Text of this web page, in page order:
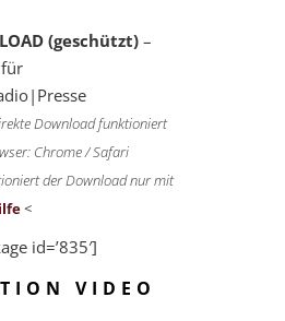
(geschützt) –
Download funktioniert
Chrome / Safari
der Download nur mit
<
id=’835′]
VIDEO